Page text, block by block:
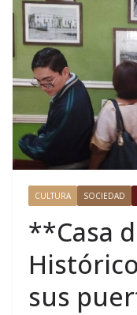
CULTURA SOCIEDAD
**Casa
sus